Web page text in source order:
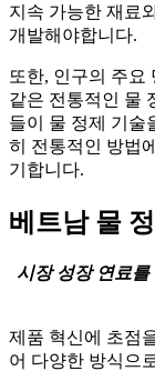
지속 가능한 재료
개발해야합니다.
또한, 인구의 주요
같은 전통적인 물
들이 물 정제 기술
히 전통적인 방법
기합니다.
베트남 물
시장 성장 연료
제품 혁신에 초점
어 다양한 방식으